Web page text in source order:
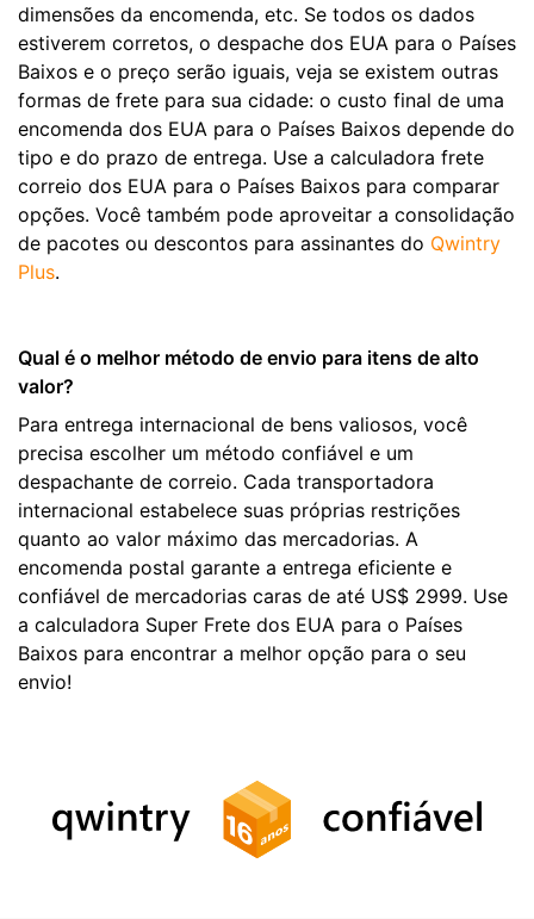
dimensões da encomenda, etc. Se todos os dados
estiverem corretos, o despache dos EUA para o Países
Baixos e o preço serão iguais, veja se existem outras
formas de frete para sua cidade: o custo final de uma
encomenda dos EUA para o Países Baixos depende do
tipo e do prazo de entrega. Use a calculadora frete
correio dos EUA para o Países Baixos para comparar
opções. Você também pode aproveitar a consolidação
de pacotes ou descontos para assinantes do Qwintry
Plus.
Qual é o melhor método de envio para itens de alto
valor?
Para entrega internacional de bens valiosos, você
precisa escolher um método confiável e um
despachante de correio. Cada transportadora
internacional estabelece suas próprias restrições
quanto ao valor máximo das mercadorias. A
encomenda postal garante a entrega eficiente e
confiável de mercadorias caras de até US$ 2999. Use
a calculadora Super Frete dos EUA para o Países
Baixos para encontrar a melhor opção para o seu
envio!